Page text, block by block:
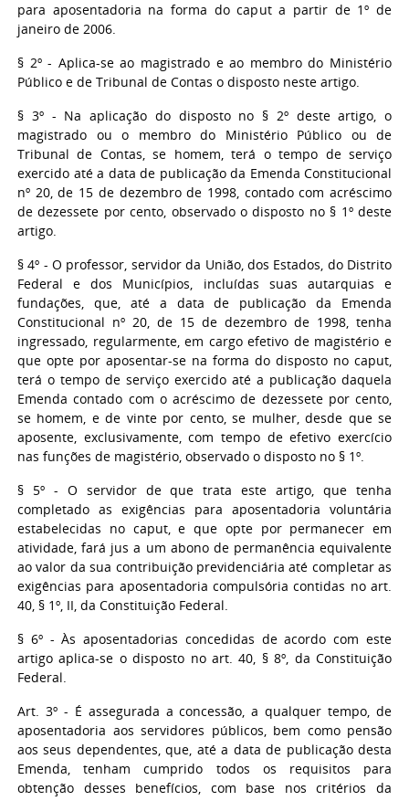
para aposentadoria na forma do caput a partir de 1º de
janeiro de 2006.
§ 2º - Aplica-se ao magistrado e ao membro do Ministério
Público e de Tribunal de Contas o disposto neste artigo.
§ 3º - Na aplicação do disposto no § 2º deste artigo, o
magistrado ou o membro do Ministério Público ou de
Tribunal de Contas, se homem, terá o tempo de serviço
exercido até a data de publicação da Emenda Constitucional
nº 20, de 15 de dezembro de 1998, contado com acréscimo
de dezessete por cento, observado o disposto no § 1º deste
artigo.
§ 4º - O professor, servidor da União, dos Estados, do Distrito
Federal e dos Municípios, incluídas suas autarquias e
fundações, que, até a data de publicação da Emenda
Constitucional nº 20, de 15 de dezembro de 1998, tenha
ingressado, regularmente, em cargo efetivo de magistério e
que opte por aposentar-se na forma do disposto no caput,
terá o tempo de serviço exercido até a publicação daquela
Emenda contado com o acréscimo de dezessete por cento,
se homem, e de vinte por cento, se mulher, desde que se
aposente, exclusivamente, com tempo de efetivo exercício
nas funções de magistério, observado o disposto no § 1º.
§ 5º - O servidor de que trata este artigo, que tenha
completado as exigências para aposentadoria voluntária
estabelecidas no caput, e que opte por permanecer em
atividade, fará jus a um abono de permanência equivalente
ao valor da sua contribuição previdenciária até completar as
exigências para aposentadoria compulsória contidas no art.
40, § 1º, II, da Constituição Federal.
§ 6º - Às aposentadorias concedidas de acordo com este
artigo aplica-se o disposto no art. 40, § 8º, da Constituição
Federal.
Art. 3º - É assegurada a concessão, a qualquer tempo, de
aposentadoria aos servidores públicos, bem como pensão
aos seus dependentes, que, até a data de publicação desta
Emenda, tenham cumprido todos os requisitos para
obtenção desses benefícios, com base nos critérios da